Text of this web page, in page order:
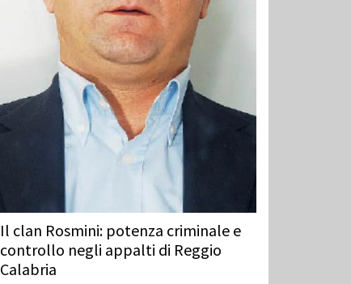
Il clan Rosmini: potenza criminale e
controllo negli appalti di Reggio
Calabria